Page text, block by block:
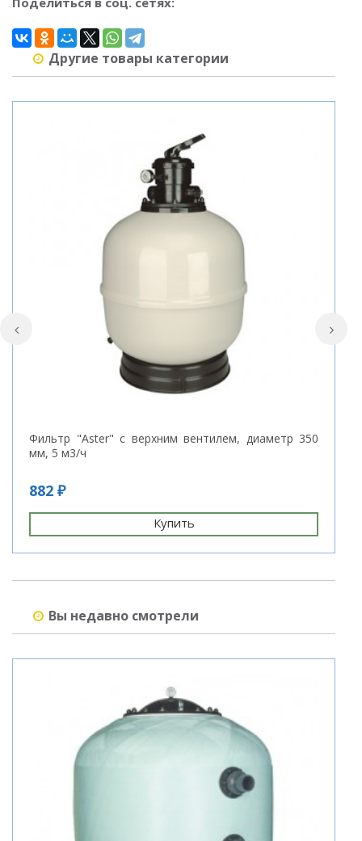
Другие товары категории
Фильтр "Aster" с верхним вентилем, диаметр 350
мм, 5 м3/ч
882 ₽
Купить
Вы недавно смотрели